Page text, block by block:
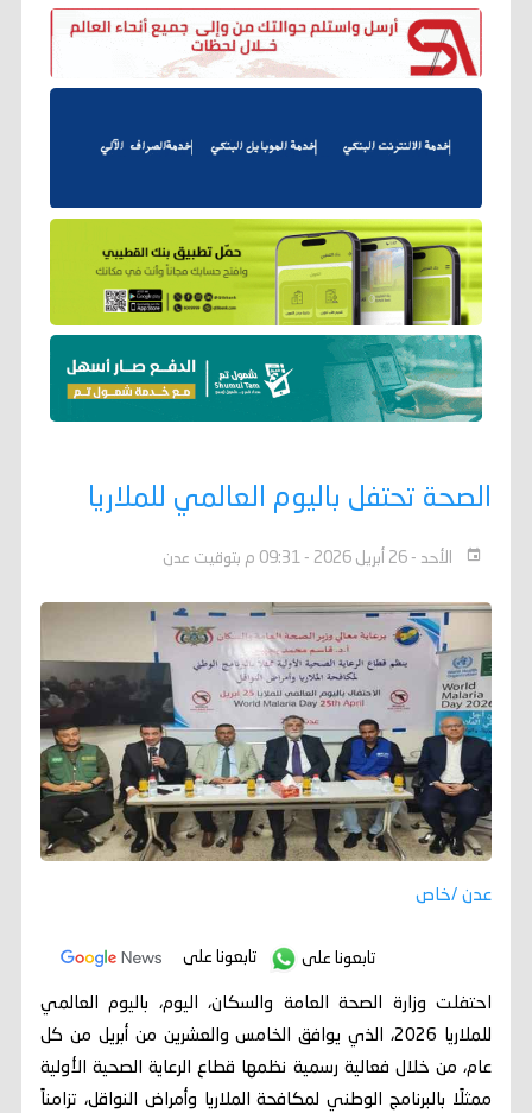
الصحة تحتفل باليوم العالمي للملاريا
الأحد - 26 أبريل 2026 - 09:31 م بتوقيت عدن
عدن /خاص
تابعونا على تابعونا على
احتفلت وزارة الصحة العامة والسكان، اليوم، باليوم العالمي
للملاريا 2026، الذي يوافق الخامس والعشرين من أبريل من كل
عام، من خلال فعالية رسمية نظمها قطاع الرعاية الصحية الأولية
ممثلًا بالبرنامج الوطني لمكافحة الملاريا وأمراض النواقل، تزامناً